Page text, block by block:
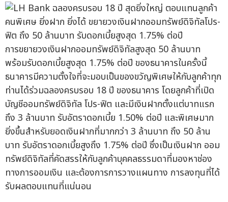
การขยายวงเงินฝากออมทรัพย์ดิจิทัลสูงสุด 50 ล้านบาท
พร้อมรับดอกเบี้ยสูงสุด 1.75% ต่อปี ของธนาคารในครั้งนี้
ธนาคารมีความตั้งใจที่จะมอบเป็นของขวัญพิเศษให้กับลูกค้าทุก
ท่านได้ร่วมฉลองครบรอบ 18 ปี ของธนาคาร โดยลูกค้าที่เปิด
บัญชีออมทรัพย์ดิจิทัล โปร-ฟิต และมีเงินฝากตั้งแต่บาทแรก
ถึง 3 ล้านบาท รับอัตราดอกเบี้ย 1.50% ต่อปี และพิเศษมาก
ยิ่งขึ้นสำหรับยอดเงินฝากที่มากกว่า 3 ล้านบาท ถึง 50 ล้าน
บาท รับอัตราดอกเบี้ยสูงถึง 1.75% ต่อปี ซึ่งเป็นเงินฝาก ออม
ทรัพย์ดิจิทัลที่คัดสรรให้กับลูกค้าบุคคลธรรมดาที่มองหาช่อง
ทางการออมเงิน และต้องการการวางแผนทาง การลงทุนที่ได้
รับผลตอบแทนที่แน่นอน